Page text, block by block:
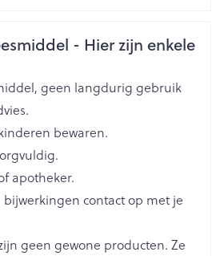
- Hier zijn enkele
geen langdurig gebruik
bewaren.
apotheker.
contact op met je
geen gewone producten. Ze